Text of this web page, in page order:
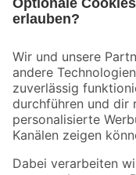
Der toom Newsletter: Keine
Zur Newsletter
Folge uns